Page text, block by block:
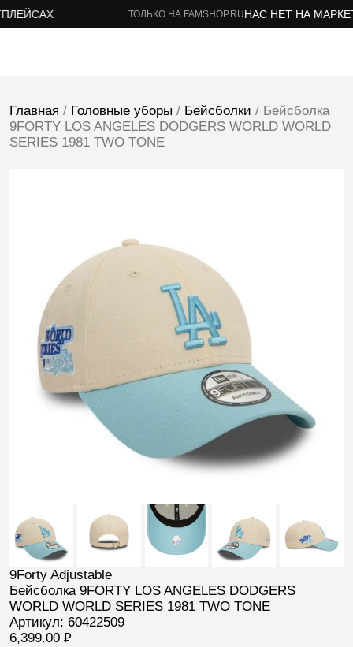
ТОЛЬКО НА FAMSHOP.RUНАС НЕТ НА
Главная / Головные уборы / Бейсболки / Бейсболка
9FORTY LOS ANGELES DODGERS WORLD WORLD
SERIES 1981 TWO TONE
9Forty Adjustable
Бейсболка 9FORTY LOS ANGELES DODGERS
WORLD WORLD SERIES 1981 TWO TONE
Артикул: 60422509
6,399.00 ₽